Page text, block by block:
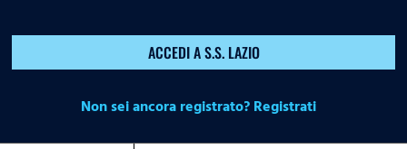
ACCEDI A S.S. LAZIO
Non sei ancora registrato? Registrati